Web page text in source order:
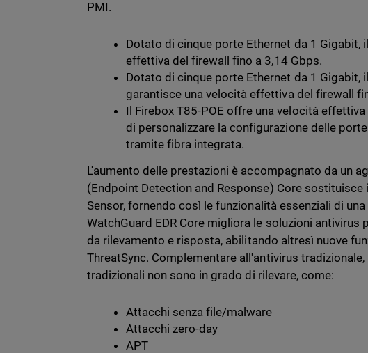
PMI.
Dotato di cinque porte Ethernet da 1
effettiva del firewall fino a 3,14 Gbps.
Dotato di cinque porte Ethernet da 1 Gigabit,
garantisce una velocità effettiva del firewall
Il Firebox T85-POE offre una velocità
di personalizzare la configurazione delle
tramite fibra integrata.
L'aumento delle prestazioni è accompagnato da un
(Endpoint Detection and Response) Core
Sensor, fornendo così le funzionalità essenziali di
WatchGuard EDR Core migliora le soluzioni
da rilevamento e risposta, abilitando altresì nuove
ThreatSync. Complementare all'antivirus
tradizionali non sono in grado di rilevare, come:
Attacchi senza file/malware
Attacchi zero-day
APT